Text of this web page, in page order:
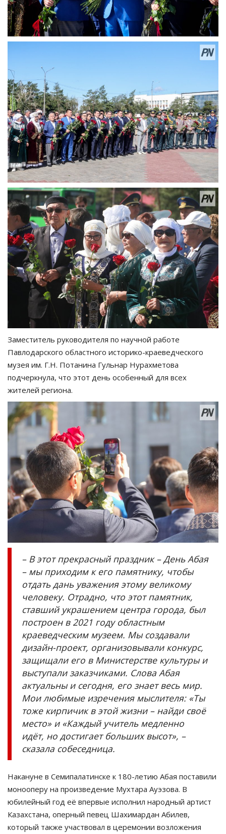
Заместитель руководителя по научной работе
Павлодарского областного историко-краеведческого
музея им. Г.Н. Потанина Гульнар Нурахметова
подчеркнула, что этот день особенный для всех
жителей региона.
– В этот прекрасный праздник – День Абая
– мы приходим к его памятнику, чтобы
отдать дань уважения этому великому
человеку. Отрадно, что этот памятник,
ставший украшением центра города, был
построен в 2021 году областным
краеведческим музеем. Мы создавали
дизайн-проект, организовывали конкурс,
защищали его в Министерстве культуры и
выступали заказчиками. Слова Абая
актуальны и сегодня, его знает весь мир.
Мои любимые изречения мыслителя: «Ты
тоже кирпичик в этой жизни – найди своё
место» и «Каждый учитель медленно
идёт, но достигает больших высот», –
сказала собеседница.
Накануне в Семипалатинске к 180-летию Абая поставили
монооперу на произведение Мухтара Ауэзова. В
юбилейный год её впервые исполнил народный артист
Казахстана, оперный певец Шахимардан Абилев,
который также участвовал в церемонии возложения